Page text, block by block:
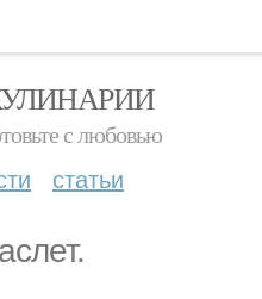
с любовью
статьи